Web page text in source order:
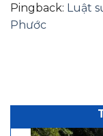
Pingback: Luật
Phước